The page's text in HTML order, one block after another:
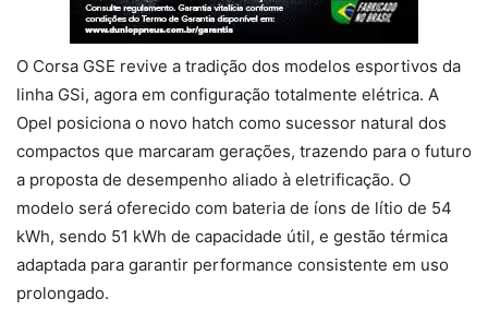
O Corsa GSE revive a tradição dos modelos esportivos da
linha GSi, agora em configuração totalmente elétrica. A
Opel posiciona o novo hatch como sucessor natural dos
compactos que marcaram gerações, trazendo para o futuro
a proposta de desempenho aliado à eletrificação. O
modelo será oferecido com bateria de íons de lítio de 54
kWh, sendo 51 kWh de capacidade útil, e gestão térmica
adaptada para garantir performance consistente em uso
prolongado.